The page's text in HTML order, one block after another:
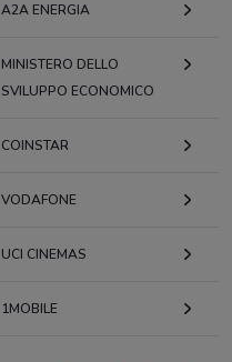
A2A ENERGIA
MINISTERO DELLO
SVILUPPO ECONOMICO
COINSTAR
VODAFONE
UCI CINEMAS
1MOBILE